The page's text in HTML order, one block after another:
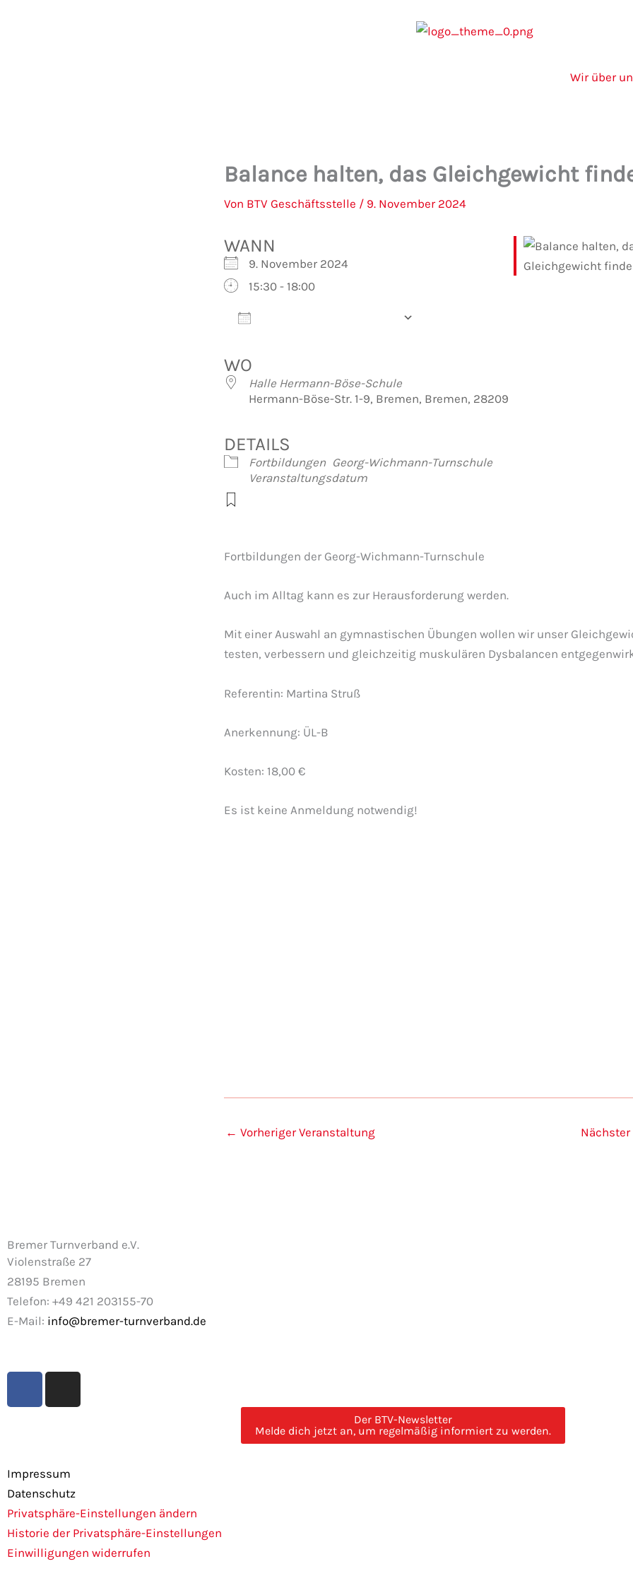
Wir über
Balance halten, das Gleichgewicht
Von BTV Geschäftsstelle / 9. November 2024
WANN
9. November 2024
15:30 - 18:00
WO
Halle Hermann-Böse-Schule
Hermann-Böse-Str. 1-9, Bremen, Bremen, 28209
DETAILS
Fortbildungen Georg-Wichmann-Turnschule
Veranstaltungsdatum
Fortbildungen der Georg-Wichmann-Turnschule
Auch im Alltag kann es zur Herausforderung werden.
Mit einer Auswahl an gymnastischen Übungen wollen wir unser
testen, verbessern und gleichzeitig muskulären Dysbalancen
Referentin: Martina Struß
Anerkennung: ÜL-B
Kosten: 18,00 €
Es ist keine Anmeldung notwendig!
← Vorheriger Veranstaltung
Bremer Turnverband e.V.
Violenstraße 27
28195 Bremen
Telefon: +49 421 203155-70
E-Mail: info@bremer-turnverband.de
o
o
k
g
r
a
m
Der BTV-Newsletter
Melde dich jetzt an, um regelmäßig informiert zu werden.
Impressum
Datenschutz
Privatsphäre-Einstellungen ändern
Historie der Privatsphäre-Einstellungen
Einwilligungen widerrufen